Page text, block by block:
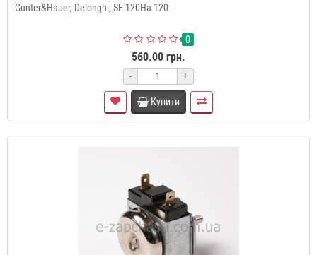
Gunter&Hauer, Delonghi, SE-120На 120..
0
560.00 грн.
- +
Купити